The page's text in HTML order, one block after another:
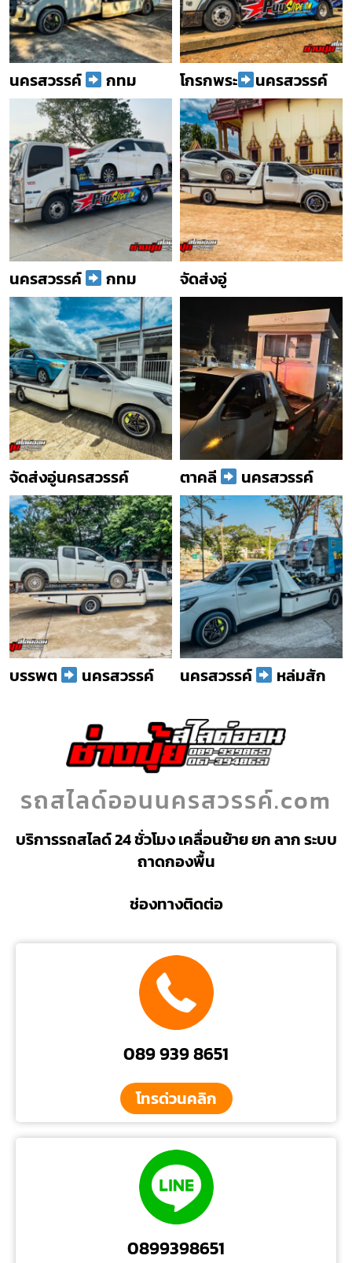
นครสวรรค์ กทม โกรกพระ นครสวรรค์
นครสวรรค์ กทม จัดส่งอู่
จัดส่งอู่นครสวรรค์ ตาคลี นครสวรรค์
บรรพต นครสวรรค์ นครสวรรค์ หล่มสัก
รถสไลด์ออนนครสวรรค์.com
บริการรถสไลด์ 24 ชั่วโมง เคลื่อนย้าย ยก ลาก ระบบ
ถาดกองพื้น
ช่องทางติดต่อ
089 939 8651
โทรด่วนคลิก
0899398651